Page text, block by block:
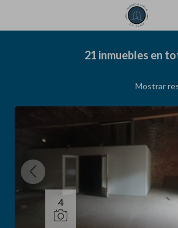
21 inmuebles en
Mostrar
4